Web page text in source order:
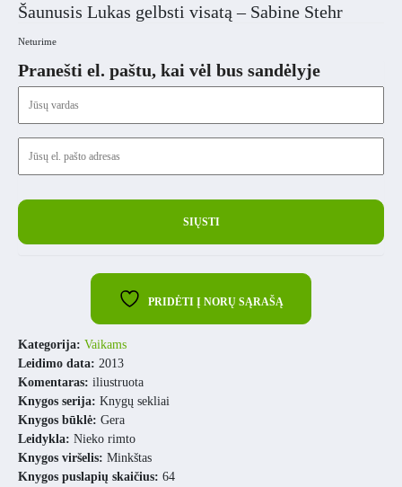
Šaunusis Lukas gelbsti visatą – Sabine Stehr
Neturime
Pranešti el. paštu, kai vėl bus sandėlyje
PRIDĖTI Į NORŲ SĄRAŠĄ
Kategorija: Vaikams
Leidimo data: 2013
Komentaras: iliustruota
Knygos serija: Knygų sekliai
Knygos būklė: Gera
Leidykla: Nieko rimto
Knygos viršelis: Minkštas
Knygos puslapių skaičius: 64